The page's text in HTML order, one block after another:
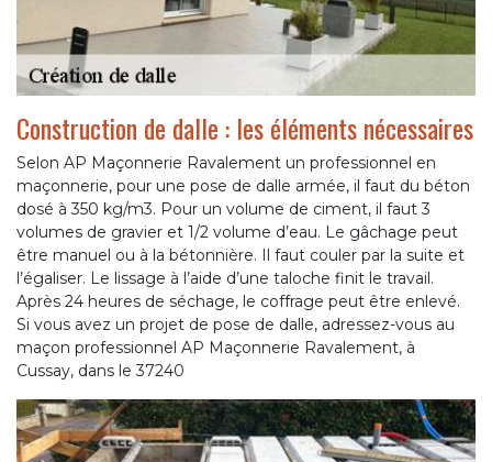
Construction de dalle : les éléments nécessaires
Selon AP Maçonnerie Ravalement un professionnel en
maçonnerie, pour une pose de dalle armée, il faut du béton
dosé à 350 kg/m3. Pour un volume de ciment, il faut 3
volumes de gravier et 1/2 volume d’eau. Le gâchage peut
être manuel ou à la bétonnière. Il faut couler par la suite et
l’égaliser. Le lissage à l’aide d’une taloche finit le travail.
Après 24 heures de séchage, le coffrage peut être enlevé.
Si vous avez un projet de pose de dalle, adressez-vous au
maçon professionnel AP Maçonnerie Ravalement, à
Cussay, dans le 37240